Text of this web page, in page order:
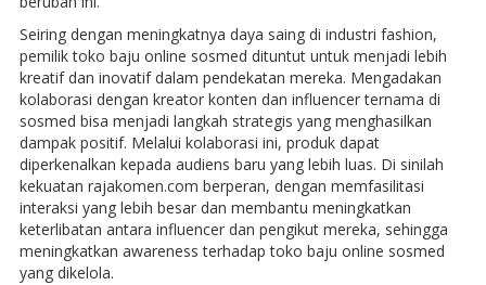
Seiring dengan meningkatnya daya saing di industri fashion,
pemilik toko baju online sosmed dituntut untuk menjadi lebih
kreatif dan inovatif dalam pendekatan mereka. Mengadakan
kolaborasi dengan kreator konten dan influencer ternama di
sosmed bisa menjadi langkah strategis yang menghasilkan
dampak positif. Melalui kolaborasi ini, produk dapat
diperkenalkan kepada audiens baru yang lebih luas. Di sinilah
kekuatan rajakomen.com berperan, dengan memfasilitasi
interaksi yang lebih besar dan membantu meningkatkan
keterlibatan antara influencer dan pengikut mereka, sehingga
meningkatkan awareness terhadap toko baju online sosmed
yang dikelola.